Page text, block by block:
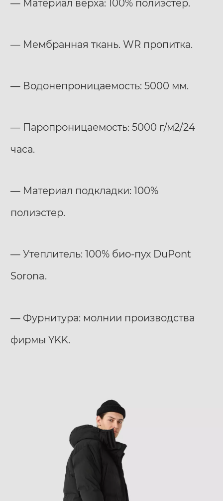
— Материал верха: 100% полиэстер.
— Мембранная ткань. WR пропитка.
— Водонепроницаемость: 5000 мм.
— Паропроницаемость: 5000 г/м2/24
часа.
— Материал подкладки: 100%
полиэстер.
— Утеплитель: 100% био-пух DuPont
Sorona.
— Фурнитура: молнии производства
фирмы YKK.